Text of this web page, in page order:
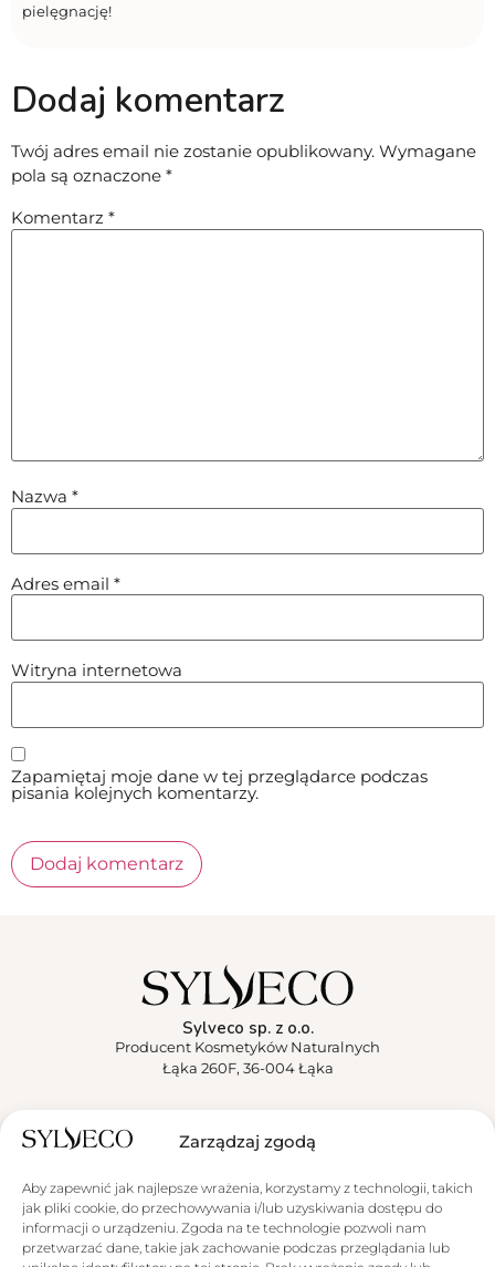
Zarządzaj zgodą
Aby zapewnić jak najlepsze wrażenia, korzystamy z technologii, takich
jak pliki cookie, do przechowywania i/lub uzyskiwania dostępu do
informacji o urządzeniu. Zgoda na te technologie pozwoli nam
przetwarzać dane, takie jak zachowanie podczas przeglądania lub
pielęgnację!
Dodaj komentarz
Twój adres email nie zostanie opublikowany. Wymagane
pola są oznaczone *
Komentarz *
Nazwa *
Adres email *
Witryna internetowa
Zapamiętaj moje dane w tej przeglądarce podczas
pisania kolejnych komentarzy.
Sylveco sp. z o.o.
Producent Kosmetyków Naturalnych
Łąka 260F, 36-004 Łąka
Sylveco
Aktualności
Obsługa klienta